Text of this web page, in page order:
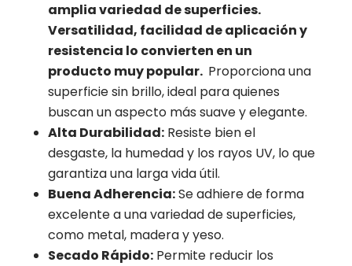
amplia variedad de superficies.
Versatilidad, facilidad de aplicación y
resistencia lo convierten en un
producto muy popular. Proporciona una
superficie sin brillo, ideal para quienes
buscan un aspecto más suave y elegante.
Alta Durabilidad:Resiste bien el
desgaste, la humedad y los rayos UV, lo que
garantiza una larga vida útil.
Buena Adherencia:Se adhiere de forma
excelente a una variedad de superficies,
como metal, madera y yeso.
Secado Rápido:Permite reducir los